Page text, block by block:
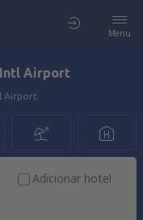
Menu
Airport
Airport
Adicionar hotel